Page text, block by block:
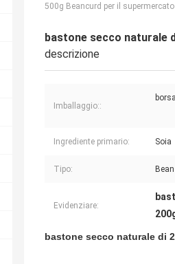
500g Beancurd per il
bastone secco naturale
descrizione
Imballaggio::
borsa
Ingrediente primario: Soia
Tipo:
Evidenziare:
bastone secco naturale di